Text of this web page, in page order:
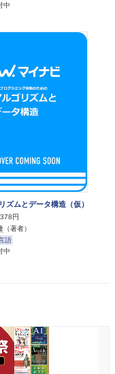
中
ズムとデータ構造（仮）
円
（著者）
語
中